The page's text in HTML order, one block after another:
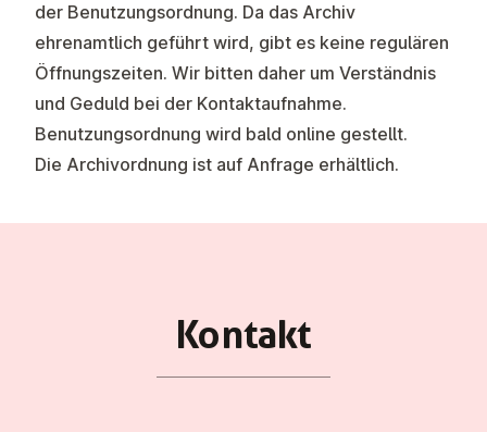
der Benutzungsordnung. Da das Archiv
ehrenamtlich geführt wird, gibt es keine regulären
Öffnungszeiten. Wir bitten daher um Verständnis
und Geduld bei der Kontaktaufnahme.
Benutzungsordnung wird bald online gestellt.
Die Archivordnung ist auf Anfrage erhältlich.
Kontakt